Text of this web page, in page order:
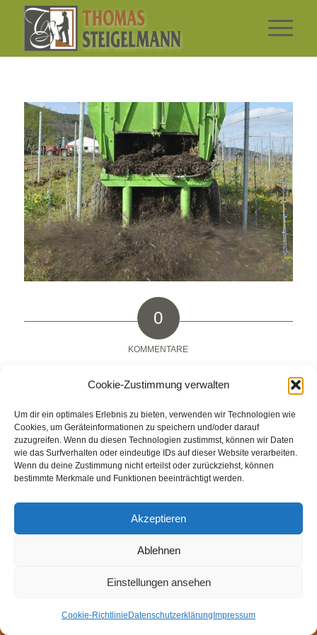
Cookie-Zustimmung verwalten
Um dir ein optimales Erlebnis zu bieten, verwenden wir Technologien wie
Cookies, um Geräteinformationen zu speichern und/oder darauf
zuzugreifen. Wenn du diesen Technologien zustimmst, können wir Daten
wie das Surfverhalten oder eindeutige IDs auf dieser Website verarbeiten.
Wenn du deine Zustimmung nicht erteilst oder zurückziehst, können
bestimmte Merkmale und Funktionen beeinträchtigt werden.
Akzeptieren
Ablehnen
Einstellungen ansehen
Cookie-Richtlinie Datenschutzerklärung Impressum
0
KOMMENTARE
Hinterlasse einen Kommentar
Hinterlasse uns deinen Kommentar!
Du musstangemeldet sein, um einen Kommentar
abzugeben.
KONTAKT Impressum Datenschutz